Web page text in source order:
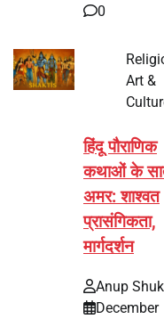
0
Art &
हिंदू पौराणिक
कथाओं के
अमर: शाश्वत
प्रासंगिकता,
मार्गदर्शन
Anup
December